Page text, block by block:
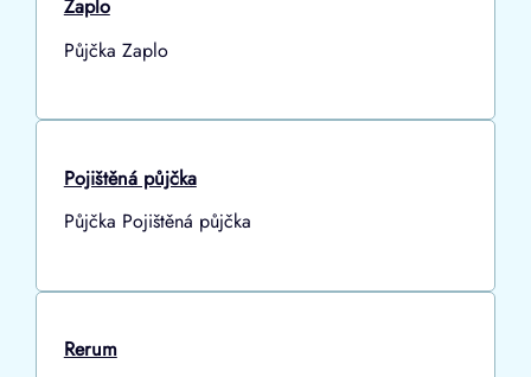
Zaplo
Půjčka Zaplo
Pojištěná půjčka
Půjčka Pojištěná půjčka
Rerum